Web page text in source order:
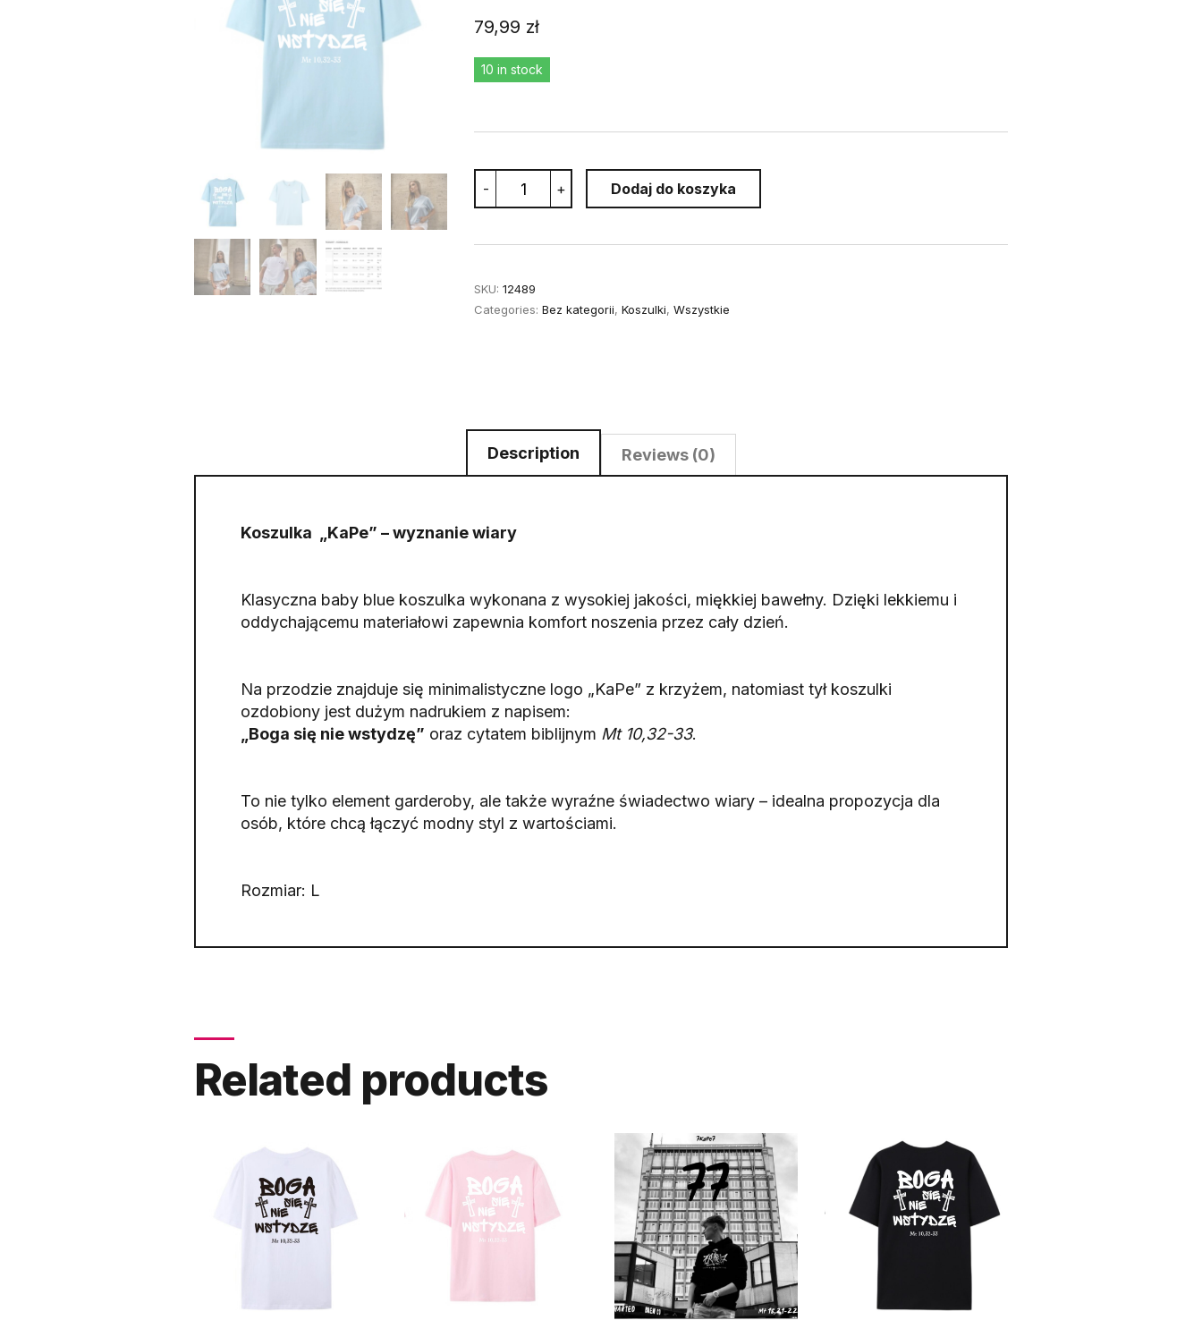
79,99 zł
10 in stock
-
blue-
Koszulka
się
wstydzę"
quantity
+ Dodaj do koszyka
SKU:12489
Categories:Bez kategorii,Koszulki,Wszystkie
Description Reviews (0)
Koszulka „KaPe” – wyznanie wiary
Klasyczna baby blue koszulka wykonana z wysokiej jakości, miękkiej bawełny. Dzięki lekkiemu i
oddychającemu materiałowi zapewnia komfort noszenia przez cały dzień.
Na przodzie znajduje się minimalistyczne logo „KaPe” z krzyżem, natomiast tył koszulki
ozdobiony jest dużym nadrukiem z napisem:
„Boga się nie wstydzę” oraz cytatem biblijnym Mt 10,32-33.
To nie tylko element garderoby, ale także wyraźne świadectwo wiary – idealna propozycja dla
osób, które chcą łączyć modny styl z wartościami.
Rozmiar: L
Related products